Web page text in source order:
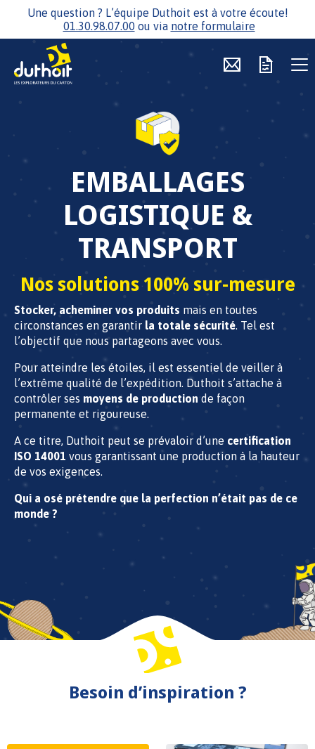
Une question ? L’équipe Duthoit est à votre écoute!
01.30.98.07.00 ou via notre formulaire
EMBALLAGES
LOGISTIQUE &
TRANSPORT
Nos solutions 100% sur-mesure
Stocker, acheminer vos produits mais en toutes
circonstances en garantir la totale sécurité. Tel est
l’objectif que nous partageons avec vous.
Pour atteindre les étoiles, il est essentiel de veiller à
l’extrême qualité de l’expédition. Duthoit s’attache à
contrôler ses moyens de production de façon
permanente et rigoureuse.
A ce titre, Duthoit peut se prévaloir d’une certification
ISO 14001 vous garantissant une production à la hauteur
de vos exigences.
Qui a osé prétendre que la perfection n’était pas de ce
monde ?
Besoin d’inspiration ?